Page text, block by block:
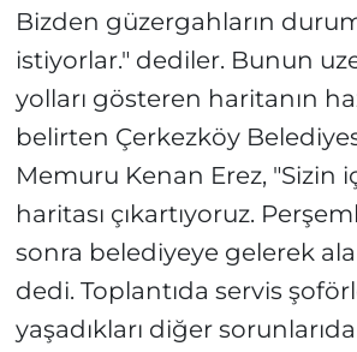
Bizden güzergahların
istiyorlar." dediler. Bunun
yolları gösteren haritanın
belirten Çerkezköy
Memuru Kenan Erez, "Sizin
haritası çıkartıyoruz.
sonra belediyeye gelerek
dedi. Toplantıda servis
yaşadıkları diğer